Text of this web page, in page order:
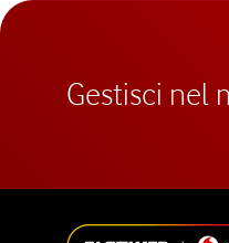
Gestisci nel